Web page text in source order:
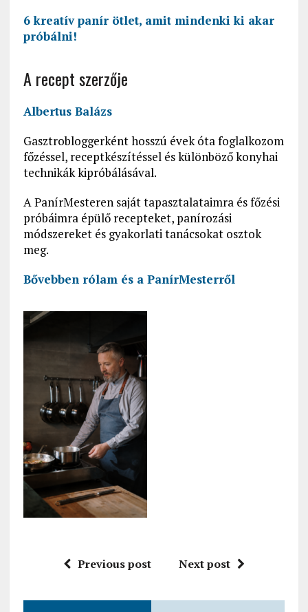
6 kreatív panír ötlet, amit mindenki ki akar
próbálni!
A recept szerzője
Albertus Balázs
Gasztrobloggerként hosszú évek óta foglalkozom
főzéssel, receptkészítéssel és különböző konyhai
technikák kipróbálásával.
A PanírMesteren saját tapasztalataimra és főzési
próbáimra épülő recepteket, panírozási
módszereket és gyakorlati tanácsokat osztok
meg.
Bővebben rólam és a PanírMesterről
Previous post Next post